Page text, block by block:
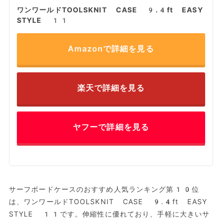
ワンワールドTOOLSKNIT CASE 9.4ft EASY
STYLE 11
Amazonで詳細を見る
楽天で詳細を見る
ヤフーで詳細を見る
サーフボードケースのおすすめ人気ランキング第10位
は、ワンワールドTOOLSKNIT CASE 9.4ft EASY
STYLE 11です。伸縮性に優れており、手軽に大きいサ